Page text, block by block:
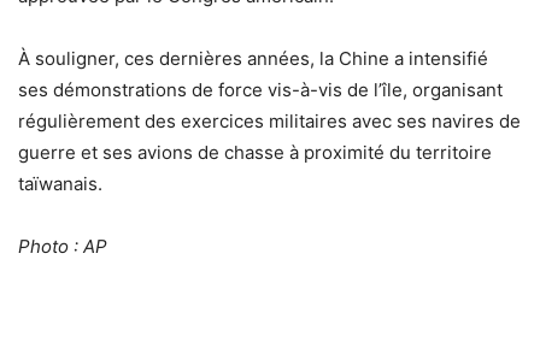
À souligner, ces dernières années, la Chine a intensifié
ses démonstrations de force vis-à-vis de l’île, organisant
régulièrement des exercices militaires avec ses navires de
guerre et ses avions de chasse à proximité du territoire
taïwanais.
Photo : AP